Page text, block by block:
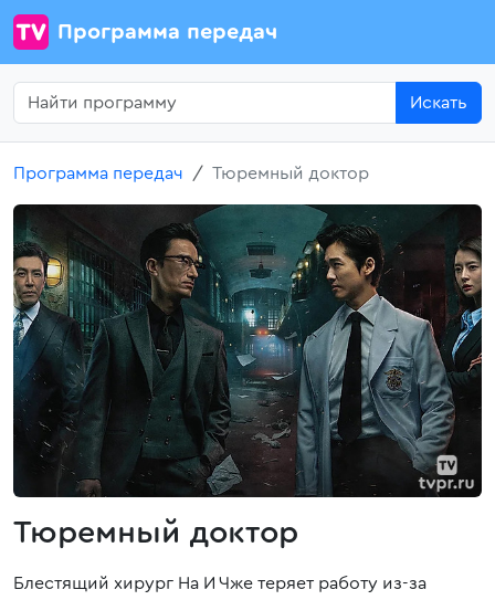
Программа передач
Искать
Программа передач Тюремный доктор
Тюремный доктор
Блестящий хирург На И Чже теряет работу из-за